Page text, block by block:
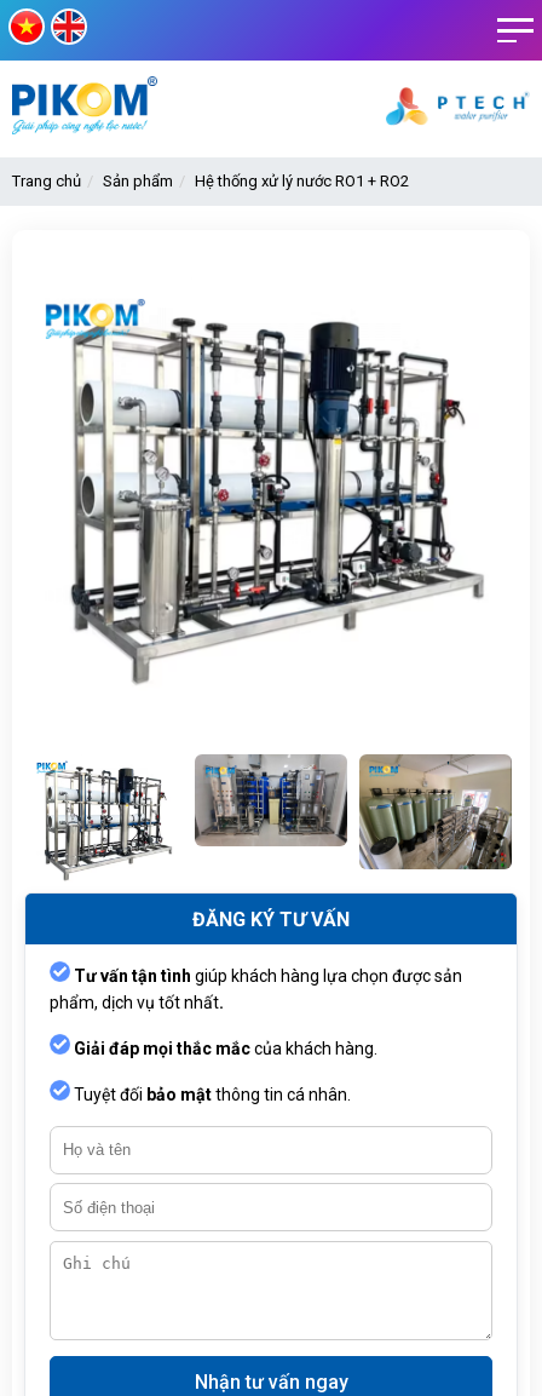
Trang chủ Sản phẩm Hệ thống xử lý nước RO1 + RO2
ĐĂNG KÝ TƯ VẤN
Tư vấn tận tình giúp khách hàng lựa chọn được sản
phẩm, dịch vụ tốt nhất.
Giải đáp mọi thắc mắccủa khách hàng.
Tuyệt đối bảo mậtthông tin cá nhân.
Nhận tư vấn ngay